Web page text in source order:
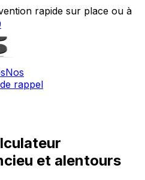
rapide sur place ou à
Nos
rappel
et alentours